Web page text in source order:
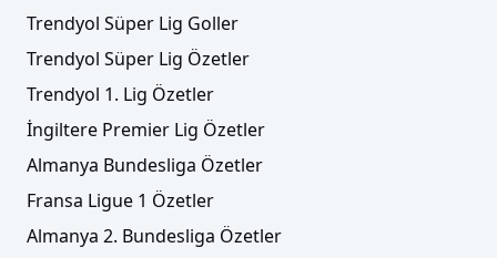
Trendyol Süper Lig Goller
Trendyol Süper Lig Özetler
Trendyol 1. Lig Özetler
İngiltere Premier Lig Özetler
Almanya Bundesliga Özetler
Fransa Ligue 1 Özetler
Almanya 2. Bundesliga Özetler